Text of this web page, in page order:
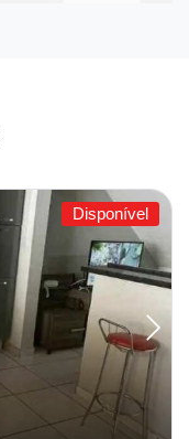
Disponível